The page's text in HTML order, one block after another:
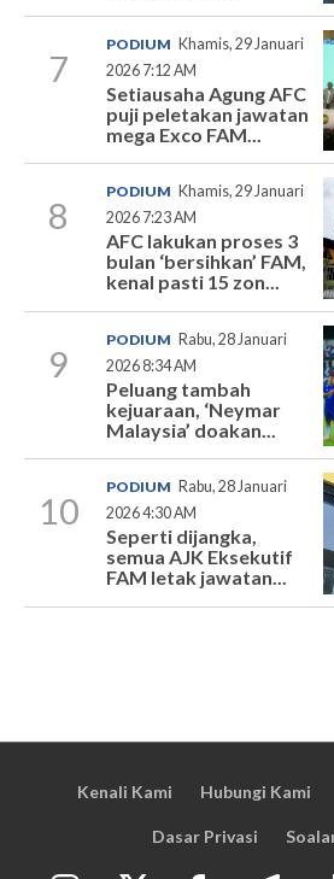
7
PODIUM Khamis, 29 Januari
2026 7:12 AM
Setiausaha Agung AFC
puji peletakan jawatan
mega Exco FAM...
8
PODIUM Khamis, 29 Januari
2026 7:23 AM
AFC lakukan proses 3
bulan ‘bersihkan’ FAM,
kenal pasti 15 zon...
9
PODIUM Rabu, 28 Januari
2026 8:34 AM
Peluang tambah
kejuaraan, ‘Neymar
Malaysia’ doakan...
10
PODIUM Rabu, 28 Januari
2026 4:30 AM
Seperti dijangka,
semua AJK Eksekutif
FAM letak jawatan...
Kenali Kami Hubungi Kami
Dasar Privasi